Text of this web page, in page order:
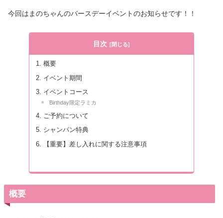
今回はまのちゃんのバースデーイベントのお知らせです！！
目次
概要
イベント期間
イベントコース
Birthday限定ラミカ
ご予約について
シャンパン特典
【重要】差し入れに関する注意事項
概要